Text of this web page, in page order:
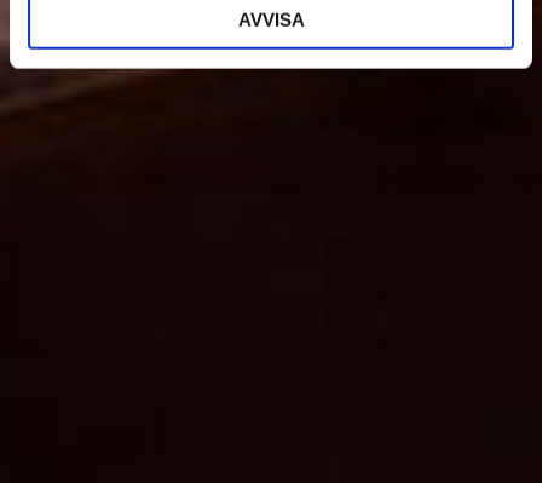
AVVISA